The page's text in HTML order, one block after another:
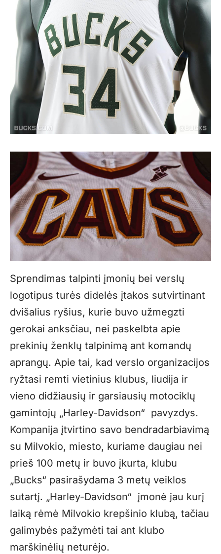
Sprendimas talpinti įmonių bei verslų
logotipus turės didelės įtakos sutvirtinant
dvišalius ryšius, kurie buvo užmegzti
gerokai anksčiau, nei paskelbta apie
prekinių ženklų talpinimą ant komandų
aprangų. Apie tai, kad verslo organizacijos
ryžtasi remti vietinius klubus, liudija ir
vieno didžiausių ir garsiausių motociklų
gamintojų „Harley-Davidson“ pavyzdys.
Kompanija įtvirtino savo bendradarbiavimą
su Milvokio, miesto, kuriame daugiau nei
prieš 100 metų ir buvo įkurta, klubu
„Bucks“ pasirašydama 3 metų veiklos
sutartį. „Harley-Davidson“ įmonė jau kurį
laiką rėmė Milvokio krepšinio klubą, tačiau
galimybės pažymėti tai ant klubo
marškinėlių neturėjo.